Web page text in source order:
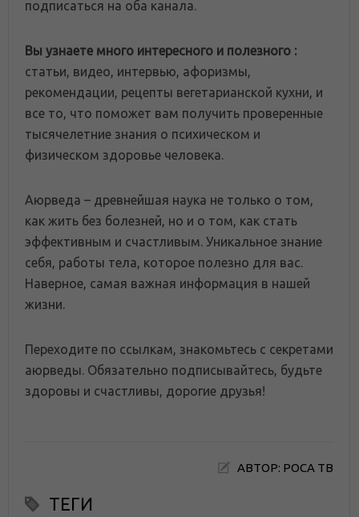
подписаться на оба канала.
Вы узнаете много интересного и полезного :
статьи, видео, интервью, афоризмы,
рекомендации, рецепты вегетарианской кухни, и
все то, что поможет вам получить проверенные
тысячелетние знания о психическом и
физическом здоровье человека.
Аюрведа – древнейшая наука не только о том,
как жить без болезней, но и о том, как стать
эффективным и счастливым. Уникальное знание
себя, работы тела, которое полезно для вас.
Наверное, самая важная информация в нашей
жизни.
Переходите по ссылкам, знакомьтесь с секретами
аюрведы. Обязательно подписывайтесь, будьте
здоровы и счастливы, дорогие друзья!
АВТОР: РОСА ТВ
ТЕГИ